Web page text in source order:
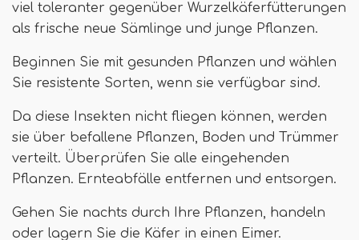
viel toleranter gegenüber Wurzelkäferfütterungen
als frische neue Sämlinge und junge Pflanzen.
Beginnen Sie mit gesunden Pflanzen und wählen
Sie resistente Sorten, wenn sie verfügbar sind.
Da diese Insekten nicht fliegen können, werden
sie über befallene Pflanzen, Boden und Trümmer
verteilt. Überprüfen Sie alle eingehenden
Pflanzen. Ernteabfälle entfernen und entsorgen.
Gehen Sie nachts durch Ihre Pflanzen, handeln
oder lagern Sie die Käfer in einen Eimer.